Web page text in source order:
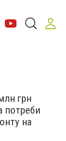
грн
потреби
на